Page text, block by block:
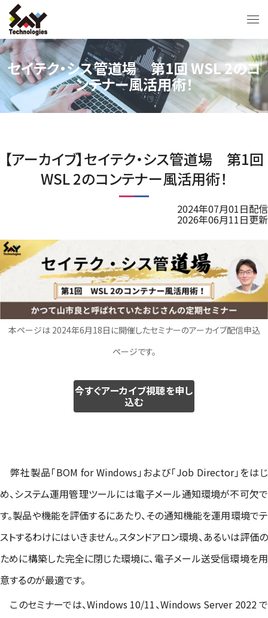
セイテク・シス管道場 第1回 WSL 2のコ
ンテナー風活用術！
【アーカイブ】セイテク・シス管道場 第1回
WSL 2のコンテナー風活用術！
2024年07月01日配信
2026年06月11日更新
本ページは 2024年6月18日に開催したセミナーのアーカイブ配信申込
ページです。
今すぐアーカイブ視聴を申し
込む
弊社製品「BOM for Windows」および「Job Director」をはじ
め、システム運用管理ツールには電子メール通知環境が不可欠で
す。製品や機能を評価するにあたり、その通知機能を運用環境でテ
ストするわけにはいきません。スタンドアロン環境、あるいは評価の
ために構築した完全に閉じた環境に、電子メール送受信環境を用
意するのが最適です。
このセミナーでは、Windows 10/11、Windows Server 2022 で